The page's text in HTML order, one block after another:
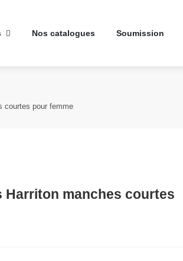
Nos catalogues Soumission
courtes pour femme
Harriton manches courtes